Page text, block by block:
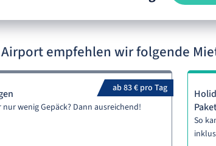
empfehlen wir folgende
ab 83 € pro Tag
wenig Gepäck? Dann ausreichend!
So